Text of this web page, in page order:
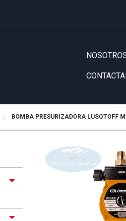
ACTUALMENTE:
BOMBA PRESURIZADORA LUSQTOFF